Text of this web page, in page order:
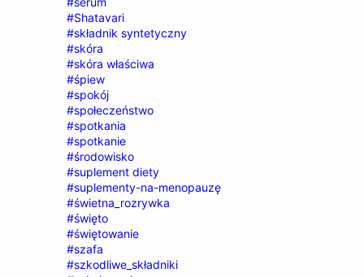
#Shatavari
#składnik syntetyczny
#skóra
#skóra właściwa
#śpiew
#spokój
#społeczeństwo
#spotkania
#spotkanie
#środowisko
#suplement diety
#suplementy-na-menopauzę
#świetna_rozrywka
#święto
#świętowanie
#szafa
#szkodliwe_składniki